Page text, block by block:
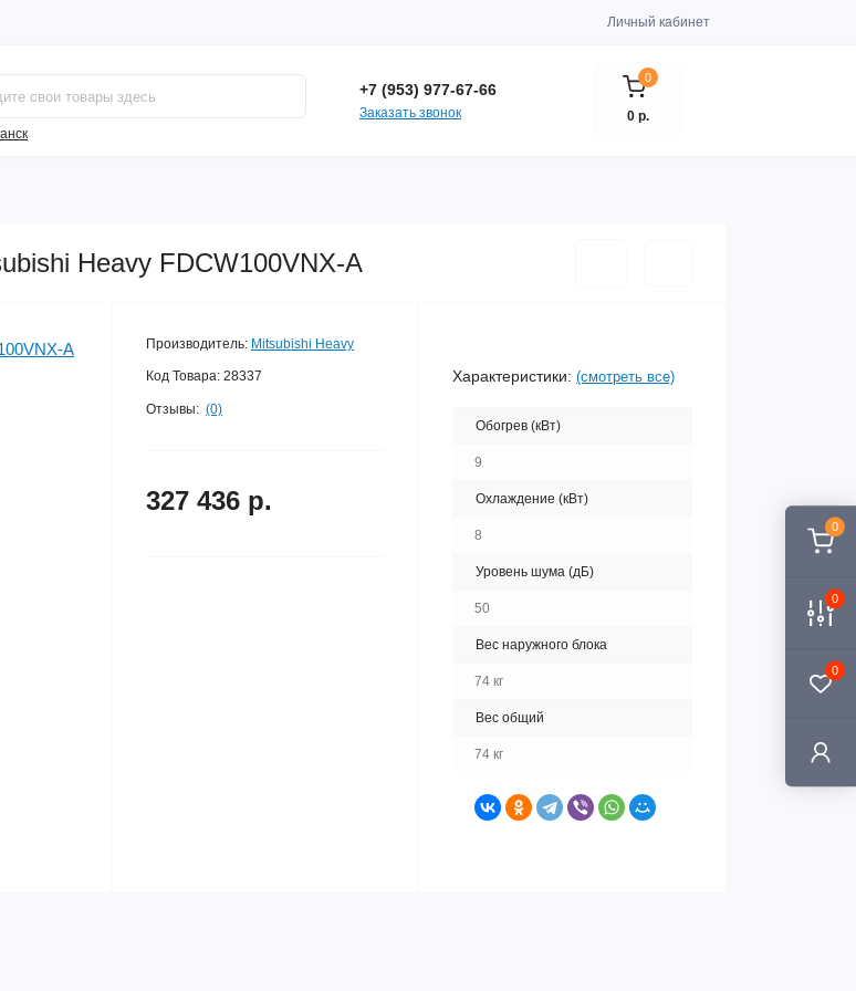
0
0
0
Личный кабинет
+7 (953) 977-67-66
Заказать звонок
0
0 р.
Heavy FDCW100VNX-А
Производитель: Mitsubishi Heavy
Код Товара: 28337
Отзывы: (0)
327 436 р.
Характеристики: (смотреть все)
Обогрев (кВт)
9
Охлаждение (кВт)
8
Уровень шума (дБ)
50
Вес наружного блока
74 кг
Вес общий
74 кг